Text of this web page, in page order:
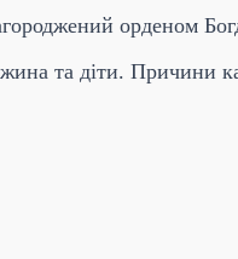
орденом
та діти. Причини